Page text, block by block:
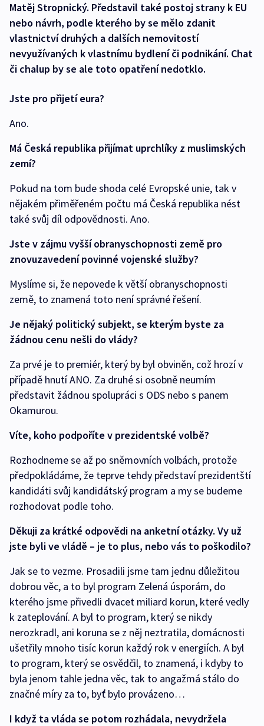
Matěj Stropnický. Představil také postoj strany k EU
nebo návrh, podle kterého by se mělo zdanit
vlastnictví druhých a dalších nemovitostí
nevyužívaných k vlastnímu bydlení či podnikání. Chat
či chalup by se ale toto opatření nedotklo.
Jste pro přijetí eura?
Ano.
Má Česká republika přijímat uprchlíky z muslimských
zemí?
Pokud na tom bude shoda celé Evropské unie, tak v
nějakém přiměřeném počtu má Česká republika nést
také svůj díl odpovědnosti. Ano.
Jste v zájmu vyšší obranyschopnosti země pro
znovuzavedení povinné vojenské služby?
Myslíme si, že nepovede k větší obranyschopnosti
země, to znamená toto není správné řešení.
Je nějaký politický subjekt, se kterým byste za
žádnou cenu nešli do vlády?
Za prvé je to premiér, který by byl obviněn, což hrozí v
případě hnutí ANO. Za druhé si osobně neumím
představit žádnou spolupráci s ODS nebo s panem
Okamurou.
Víte, koho podpoříte v prezidentské volbě?
Rozhodneme se až po sněmovních volbách, protože
předpokládáme, že teprve tehdy představí prezidentští
kandidáti svůj kandidátský program a my se budeme
rozhodovat podle toho.
Děkuji za krátké odpovědi na anketní otázky. Vy už
jste byli ve vládě – je to plus, nebo vás to poškodilo?
Jak se to vezme. Prosadili jsme tam jednu důležitou
dobrou věc, a to byl program Zelená úsporám, do
kterého jsme přivedli dvacet miliard korun, které vedly
k zateplování. A byl to program, který se nikdy
nerozkradl, ani koruna se z něj neztratila, domácnosti
ušetřily mnoho tisíc korun každý rok v energiích. A byl
to program, který se osvědčil, to znamená, i kdyby to
byla jenom tahle jedna věc, tak to angažmá stálo do
značné míry za to, byť bylo provázeno…
I když ta vláda se potom rozhádala, nevydržela